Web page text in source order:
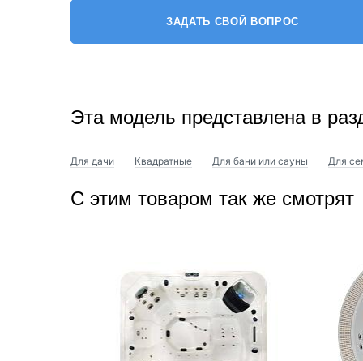
ЗАДАТЬ СВОЙ ВОПРОС
Эта модель представлена в
Для дачи Квадратные Для бани или сауны Для
С этим товаром так же смотрят